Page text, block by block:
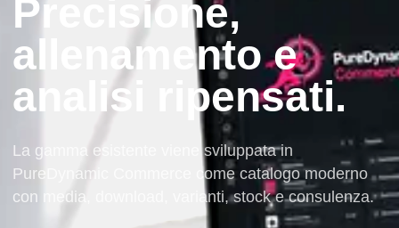
Precisione,
allenamento e
analisi ripensati.
La gamma esistente viene sviluppata in
PureDynamic Commerce come catalogo moderno
con media, download, varianti, stock e consulenza.